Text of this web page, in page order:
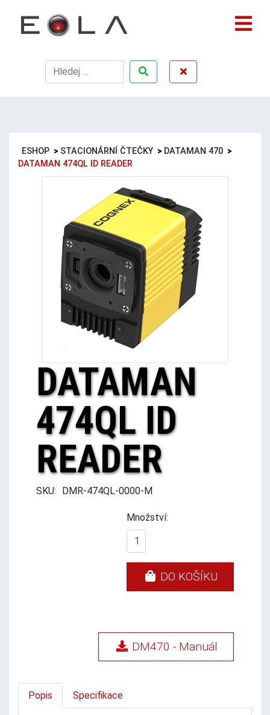
ESHOP > STACIONÁRNÍ ČTEČKY > DATAMAN 470 >
DATAMAN 474QL ID READER
DATAMAN
474QL ID
READER
SKU: DMR-474QL-0000-M
Množství:
DO KOŠÍKU
DM470 - Manuál
Popis Specifikace